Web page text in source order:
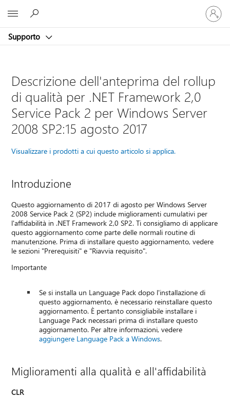
Supporto
Accedi
con
il
account
Descrizione dell'anteprima del rollup
di qualità per .NET Framework 2,0
Service Pack 2 per Windows Server
2008 SP2:15 agosto 2017
Visualizzare i prodotti a cui questo articolo si applica.
Introduzione
Questo aggiornamento di 2017 di agosto per Windows Server
2008 Service Pack 2 (SP2) include miglioramenti cumulativi per
l'affidabilità in .NET Framework 2,0 SP2. Ti consigliamo di applicare
questo aggiornamento come parte delle normali routine di
manutenzione. Prima di installare questo aggiornamento, vedere
le sezioni "Prerequisiti" e "Riavvia requisito".
Importante
Se si installa un Language Pack dopo l'installazione di
questo aggiornamento, è necessario reinstallare questo
aggiornamento. È pertanto consigliabile installare i
Language Pack necessari prima di installare questo
aggiornamento. Per altre informazioni, vedere
aggiungere Language Pack a Windows.
Miglioramenti alla qualità e all'affidabilità
CLR